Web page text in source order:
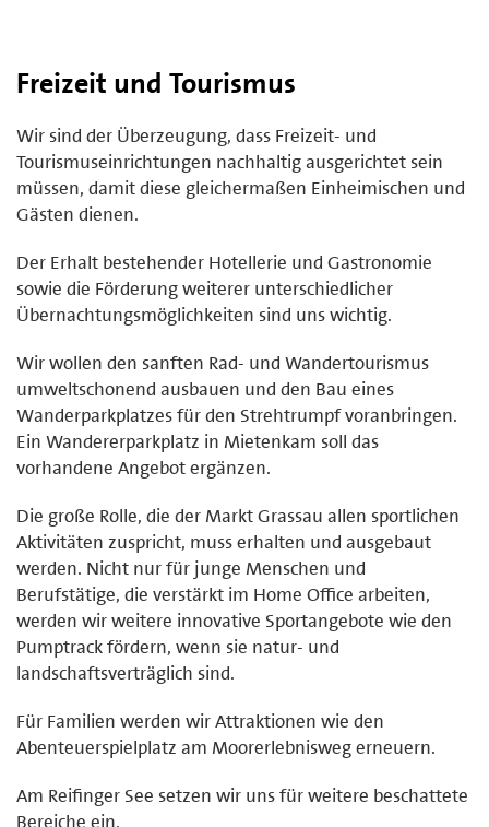
Freizeit und Tourismus
Wir sind der Überzeugung, dass Freizeit- und
Tourismuseinrichtungen nachhaltig ausgerichtet sein
müssen, damit diese gleichermaßen Einheimischen und
Gästen dienen.
Der Erhalt bestehender Hotellerie und Gastronomie
sowie die Förderung weiterer unterschiedlicher
Übernachtungsmöglichkeiten sind uns wichtig.
Wir wollen den sanften Rad- und Wandertourismus
umweltschonend ausbauen und den Bau eines
Wanderparkplatzes für den Strehtrumpf voranbringen.
Ein Wandererparkplatz in Mietenkam soll das
vorhandene Angebot ergänzen.
Die große Rolle, die der Markt Grassau allen sportlichen
Aktivitäten zuspricht, muss erhalten und ausgebaut
werden. Nicht nur für junge Menschen und
Berufstätige, die verstärkt im Home Office arbeiten,
werden wir weitere innovative Sportangebote wie den
Pumptrack fördern, wenn sie natur- und
landschaftsverträglich sind.
Für Familien werden wir Attraktionen wie den
Abenteuerspielplatz am Moorerlebnisweg erneuern.
Am Reifinger See setzen wir uns für weitere beschattete
Bereiche ein.